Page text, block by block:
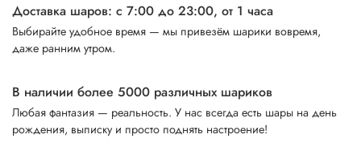
Доставка шаров: с 7:00 до 23:00, от 1 часа
Выбирайте удобное время — мы привезём шарики вовремя,
даже ранним утром.
В наличии более 5000 различных шариков
Любая фантазия — реальность. У нас всегда есть шары на день
рождения, выписку и просто поднять настроение!